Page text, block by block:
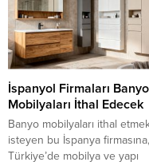
İspanyol Firmaları Banyo
Mobilyaları İthal Edecek
Banyo mobilyaları ithal
isteyen bu İspanya firmasına,
Türkiye’de mobilya ve yapı